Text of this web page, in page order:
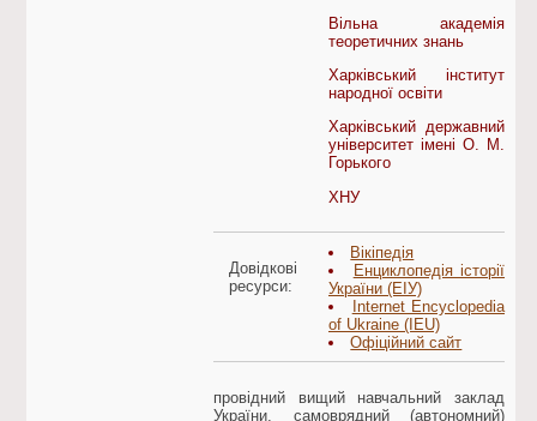
Вільна академія
теоретичних знань
Харківський інститут
народної освіти
Харківський державний
університет імені О. М.
Горького
ХНУ
Довідкові
ресурси:
Вікіпедія
Енциклопедія історії
України (ЕІУ)
Internet Encyclopedia
of Ukraine (IEU)
Офіційний сайт
провідний вищий навчальний заклад
України, самоврядний (автономний)